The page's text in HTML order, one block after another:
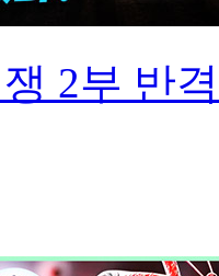
2부 반